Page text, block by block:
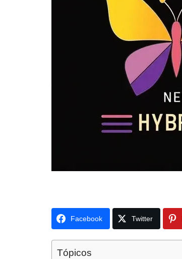
Facebook Twitter
Tópicos